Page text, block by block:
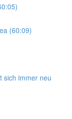
(60:09)
sich immer neu